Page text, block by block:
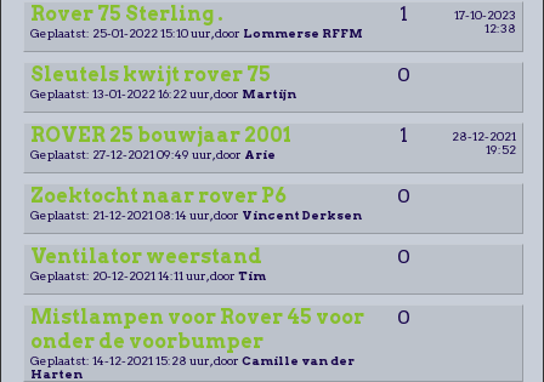
Rover 75 Sterling . 1
17-10-2023
12:38
Geplaatst: 25-01-2022 15:10 uur, door Lommerse RFFM
Sleutels kwijt rover 75 0
Geplaatst: 13-01-2022 16:22 uur, door Martijn
ROVER 25 bouwjaar 2001 1
28-12-2021
19:52
Geplaatst: 27-12-2021 09:49 uur, door Arie
Zoektocht naar rover P6 0
Geplaatst: 21-12-2021 08:14 uur, door Vincent Derksen
Ventilator weerstand 0
Geplaatst: 20-12-2021 14:11 uur, door Tim
Mistlampen voor Rover 45 voor
onder de voorbumper
0
Geplaatst: 14-12-2021 15:28 uur, door Camille van der
Harten